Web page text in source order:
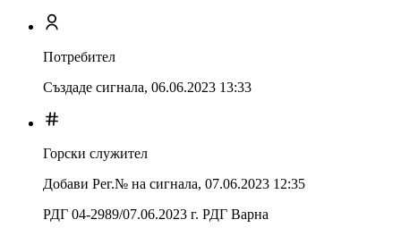
Потребител
Създаде сигнала, 06.06.2023 13:33
Горски служител
Добави Рег.№ на сигнала, 07.06.2023 12:35
РДГ 04-2989/07.06.2023 г. РДГ Варна